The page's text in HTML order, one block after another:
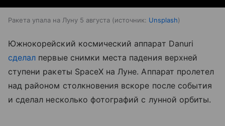
Ракета упала на Луну 5 августа источник: Unsplash
Южнокорейский космический аппарат Danuri
сделал первые снимки места падения верхней
ступени ракеты SpaceX на Луне. Аппарат пролетел
над районом столкновения вскоре после события
и сделал несколько фотографий с лунной орбиты.